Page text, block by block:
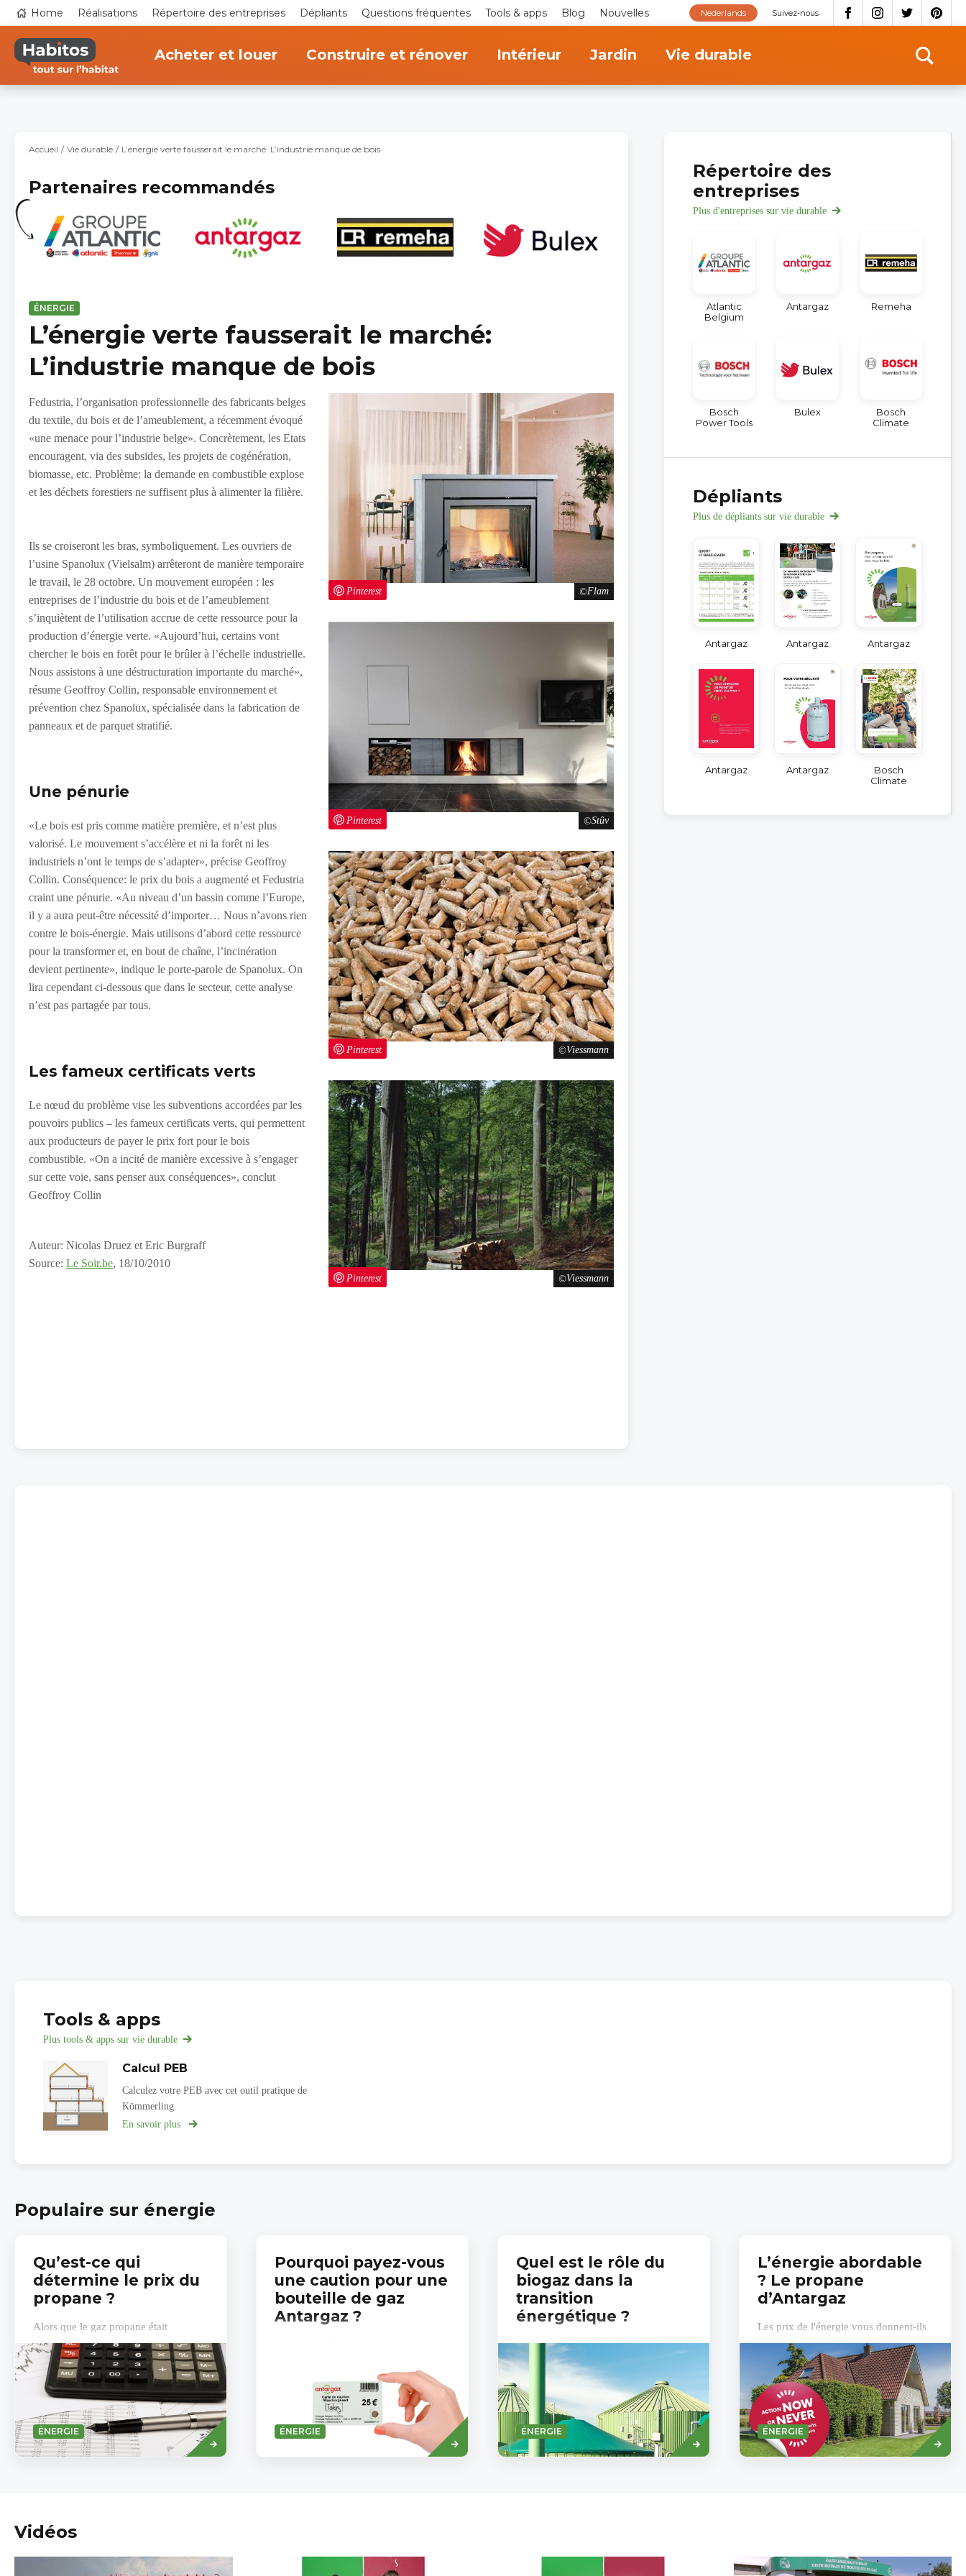
contenu
principal
Top
navigation
Home Réalisations Répertoire des entreprises Dépliants Questions fréquentes Tools & apps Blog Nouvelles Suivez-nous
Nederlands
Acheter et louer Construire et rénover Intérieur Jardin Vie durable
Accueil Vie durable L’énergie verte fausserait le marché: L’industrie manque de bois
Partenaires recommandés
ÉNERGIE
L’énergie verte fausserait le marché:
L’industrie manque de bois
Flam
Pinterest
Stûv
Pinterest
Viessmann
Pinterest
Viessmann
Pinterest
Fedustria, l’organisation professionnelle des fabricants belges
du textile, du bois et de l’ameublement, a récemment évoqué
«une menace pour l’industrie belge». Concrètement, les Etats
encouragent, via des subsides, les projets de cogénération,
biomasse, etc. Problème: la demande en combustible explose
et les déchets forestiers ne suffisent plus à alimenter la filière.
Ils se croiseront les bras, symboliquement. Les ouvriers de
l’usine Spanolux (Vielsalm) arrêteront de manière temporaire
le travail, le 28 octobre. Un mouvement européen : les
entreprises de l’industrie du bois et de l’ameublement
s’inquiètent de l’utilisation accrue de cette ressource pour la
production d’énergie verte. «Aujourd’hui, certains vont
chercher le bois en forêt pour le brûler à l’échelle industrielle.
Nous assistons à une déstructuration importante du marché»,
résume Geoffroy Collin, responsable environnement et
prévention chez Spanolux, spécialisée dans la fabrication de
panneaux et de parquet stratifié.
Une pénurie
«Le bois est pris comme matière première, et n’est plus
valorisé. Le mouvement s’accélère et ni la forêt ni les
industriels n’ont le temps de s’adapter», précise Geoffroy
Collin. Conséquence: le prix du bois a augmenté et Fedustria
craint une pénurie. «Au niveau d’un bassin comme l’Europe,
il y a aura peut-être nécessité d’importer… Nous n’avons rien
contre le bois-énergie. Mais utilisons d’abord cette ressource
pour la transformer et, en bout de chaîne, l’incinération
devient pertinente», indique le porte-parole de Spanolux. On
lira cependant ci-dessous que dans le secteur, cette analyse
n’est pas partagée par tous.
Les fameux certificats verts
Le nœud du problème vise les subventions accordées par les
pouvoirs publics – les fameux certificats verts, qui permettent
aux producteurs de payer le prix fort pour le bois
combustible. «On a incité de manière excessive à s’engager
sur cette voie, sans penser aux conséquences», conclut
Geoffroy Collin
Auteur: Nicolas Druez et Eric Burgraff
Source: Le Soir.be, 18/10/2010
Répertoire des
entreprises
Plus d'entreprises sur vie durable
Atlantic
Belgium
Antargaz Remeha
Bosch
Power Tools
Bulex
Bosch
Climate
Dépliants
Plus de dépliants sur vie durable
Antargaz Antargaz Antargaz
Antargaz Antargaz
Bosch
Climate
Tools & apps
Plus tools & apps sur vie durable
Calcul PEB
Calculez votre PEB avec cet outil pratique de
Kömmerling.
En savoir plus
sur
Populaire sur énergie
Qu’est-ce qui
détermine le prix du
propane ?
Alors que le gaz propane était
auparavant plus cher que le gaz
naturel, le prix du propane s’est
stabilisé depuis juin 2022 et est même
devenu...
ÉNERGIE
Savoir
plus
Pourquoi payez-vous
une caution pour une
bouteille de gaz
Antargaz ?
fois que vous achetez une bouteille de
gaz dans un point de vente...
ÉNERGIE
Savoir
plus
Quel est le rôle du
biogaz dans la
transition
énergétique ?
Le biogaz extrait des déchets
alimentaires (également appelé gaz
renouvelable) peut contribuer à la
transition énergétique. Tout passer à
l...
ÉNERGIE
Savoir
plus
L’énergie abordable
? Le propane
d’Antargaz
Les prix de l'énergie vous donnent-ils
des prises de tête ? Le prix du gaz
propane est resté relativement stable
par rapport au gaz naturel et vous...
ÉNERGIE
Read
more
Vidéos